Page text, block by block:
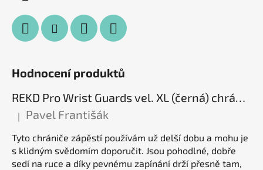
Hodnocení produktů
REKD Pro Wrist Guards vel. XL (černá) chrániče zápěstí
Hodnocení produktu je 5 z 5 hvězdiček.
| Pavel Františák
Tyto chrániče zápěstí používám už delší dobu a mohu je
s klidným svědomím doporučit. Jsou pohodlné, dobře
sedí na ruce a díky pevnému zapínání drží přesně tam,